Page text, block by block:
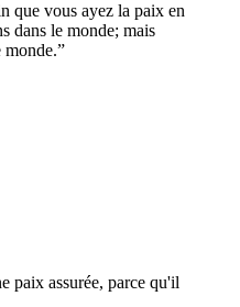
que vous ayez la paix en
dans le monde; mais
monde.”
paix assurée, parce qu'il